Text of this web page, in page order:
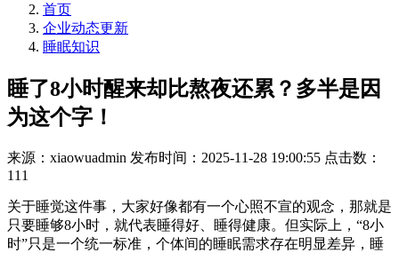
首页
企业动态更新
睡眠知识
睡了8小时醒来却比熬夜还累？多半是因
为这个字！
来源：xiaowuadmin 发布时间：2025-11-28 19:00:55 点击数：
111
关于睡觉这件事，大家好像都有一个心照不宣的观念，那就是
只要睡够8小时，就代表睡得好、睡得健康。但实际上，“8小
时”只是一个统一标准，个体间的睡眠需求存在明显差异，睡